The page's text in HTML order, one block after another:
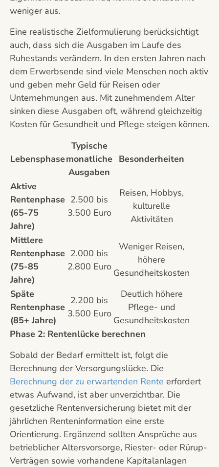
weniger aus.
Eine realistische Zielformulierung berücksichtigt
auch, dass sich die Ausgaben im Laufe des
Ruhestands verändern. In den ersten Jahren nach
dem Erwerbsende sind viele Menschen noch aktiv
und geben mehr Geld für Reisen oder
Unternehmungen aus. Mit zunehmendem Alter
sinken diese Ausgaben oft, während gleichzeitig
Kosten für Gesundheit und Pflege steigen können.
Lebensphase
Typische
monatliche
Ausgaben
Besonderheiten
Aktive
Rentenphase
(65-75
Jahre)
2.500 bis
3.500 Euro
Reisen, Hobbys,
kulturelle
Aktivitäten
Mittlere
Rentenphase
(75-85
Jahre)
2.000 bis
2.800 Euro
Weniger Reisen,
höhere
Gesundheitskosten
Späte
Rentenphase
(85+ Jahre)
2.200 bis
3.500 Euro
Deutlich höhere
Pflege- und
Gesundheitskosten
Phase 2: Rentenlücke berechnen
Sobald der Bedarf ermittelt ist, folgt die
Berechnung der Versorgungslücke. Die
Berechnung der zu erwartenden Rente erfordert
etwas Aufwand, ist aber unverzichtbar. Die
gesetzliche Rentenversicherung bietet mit der
jährlichen Renteninformation eine erste
Orientierung. Ergänzend sollten Ansprüche aus
betrieblicher Altersvorsorge, Riester- oder Rürup-
Verträgen sowie vorhandene Kapitalanlagen